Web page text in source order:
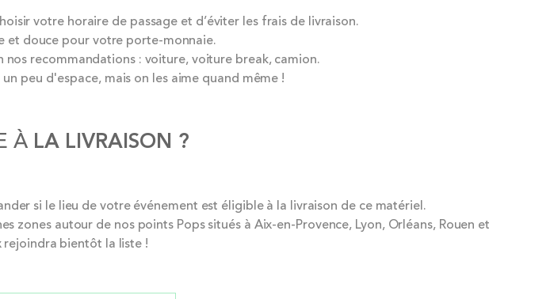
votre horaire de passage et d’éviter les frais de livraison.
et douce pour votre porte-monnaie.
recommandations : voiture, voiture break, camion.
peu d'espace, mais on les aime quand même !
À LA LIVRAISON ?
si le lieu de votre événement est éligible à la livraison de ce matériel.
zones autour de nos points Pops situés à Aix-en-Provence, Lyon, Orléans, Rouen et
rejoindra bientôt la liste !